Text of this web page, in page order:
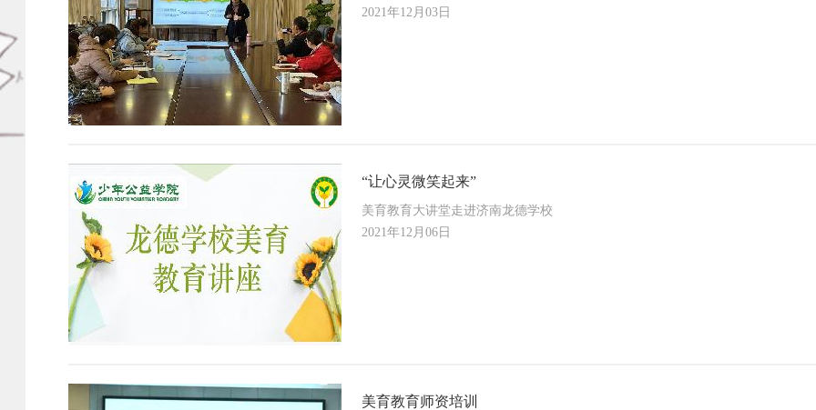
2021年12月03日
“让心灵微笑起来”
美育教育大讲堂走进济南龙德学校
2021年12月06日
美育教育师资培训